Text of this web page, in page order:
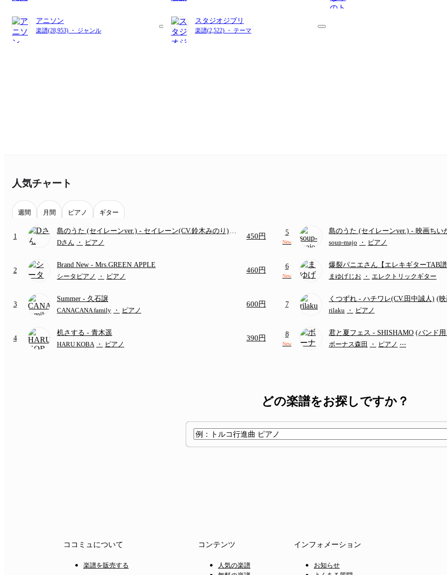
アニソン
楽譜(28,953) ・ ジャンル
スタジオジブリ
楽譜(2,522) ・ テーマ
人気チャート
週間 月間 ピアノ ギター
1
島のうた (セイレーンver.) - セイレーン(CV.鈴木みのり)
(難易度:★★★★☆/歌詞・コード・ペダル付き/『映画ち
Dさん ・ ピアノ
450円
2
Brand New - Mrs.GREEN APPLE
シータピアノ
・ ピアノ
460円
3
Summer - 久石譲
CANACANA family ・ ピアノ
600円
4
机さする - 青木遥
HARU KOBA
・ ピアノ
390円
5
New
島のうた (セイレーンver.) - 映画ちい
つ (ドレミ付き初級)
soup-majo ・ ピアノ
6
New
爆裂パニエさん【エレキギターTAB
tricot
まゆげじお ・ エレクトリックギター
7
くつずれ - ハチワレ(CV.田中誠人) (映
の島のひみつ』主題歌)
rilaku ・ ピアノ
8
New
君と夏フェス - SHISHAMO (バンド
ボーナス森田
・ ピアノ ⋯
どの楽譜をお探しですか？
ココミュについて
楽譜を販売する
コンテンツ
人気の楽譜
インフォメーション
お知らせ